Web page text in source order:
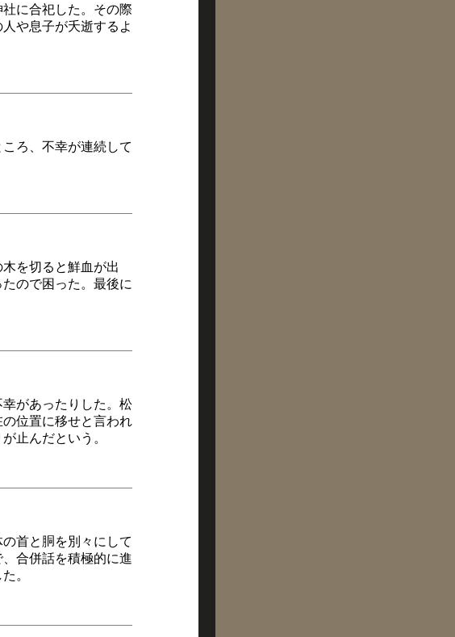
に合祀した。その際
や息子が夭逝するよ
ろ、不幸が連続して
を切ると鮮血が出
ので困った。最後に
があったりした。松
位置に移せと言われ
止んだという。
首と胴を別々にして
合併話を積極的に進
。